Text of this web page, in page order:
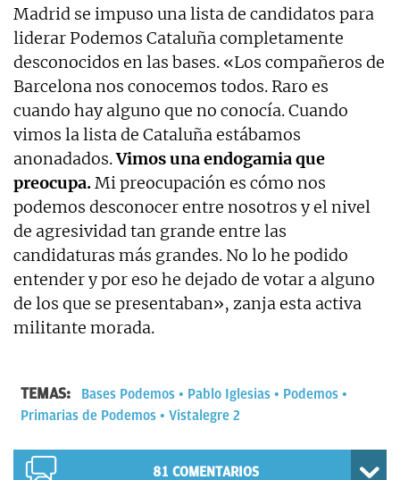
Madrid se impuso una lista de candidatos para
liderar Podemos Cataluña completamente
desconocidos en las bases. «Los compañeros de
Barcelona nos conocemos todos. Raro es
cuando hay alguno que no conocía. Cuando
vimos la lista de Cataluña estábamos
anonadados.Vimos una endogamia que
preocupa.Mi preocupación es cómo nos
podemos desconocer entre nosotros y el nivel
de agresividad tan grande entre las
candidaturas más grandes. No lo he podido
entender y por eso he dejado de votar a alguno
de los que se presentaban», zanja esta activa
militante morada.
TEMAS: Bases Podemos Pablo Iglesias
Podemos
Primarias de Podemos
Vistalegre 2
81 COMENTARIOS